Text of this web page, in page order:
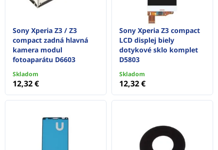
Sony Xperia Z3 / Z3
compact zadná hlavná
kamera modul
fotoaparátu D6603
Skladom
12,32 €
Sony Xperia Z3 compact
LCD displej biely
dotykové sklo komplet
D5803
Skladom
12,32 €